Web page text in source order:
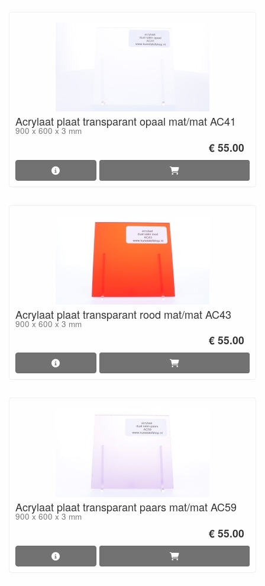
Acrylaat plaat transparant opaal mat/mat AC41
900 x 600 x 3 mm
€ 55.00
Acrylaat plaat transparant rood mat/mat AC43
900 x 600 x 3 mm
€ 55.00
Acrylaat plaat transparant paars mat/mat AC59
900 x 600 x 3 mm
€ 55.00